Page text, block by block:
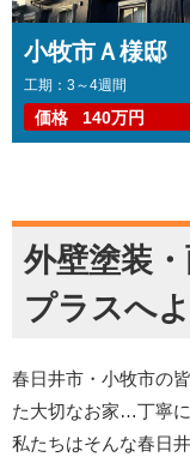
工期：3～4週間
価格 140万円
外壁塗装
プラスへ
春日井市・小牧市の
た大切なお家…丁寧
私たちはそんな春日